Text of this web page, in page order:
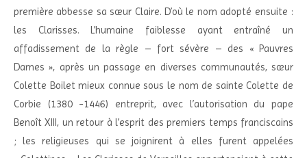
première abbesse sa sœur Claire. D’où le nom adopté ensuite :
les Clarisses. L’humaine faiblesse ayant entraîné un
affadissement de la règle – fort sévère – des « Pauvres
Dames », après un passage en diverses communautés, sœur
Colette Boilet mieux connue sous le nom de sainte Colette de
Corbie (1380 -1446) entreprit, avec l’autorisation du pape
Benoît XIII, un retour à l’esprit des premiers temps franciscains
; les religieuses qui se joignirent à elles furent appelées